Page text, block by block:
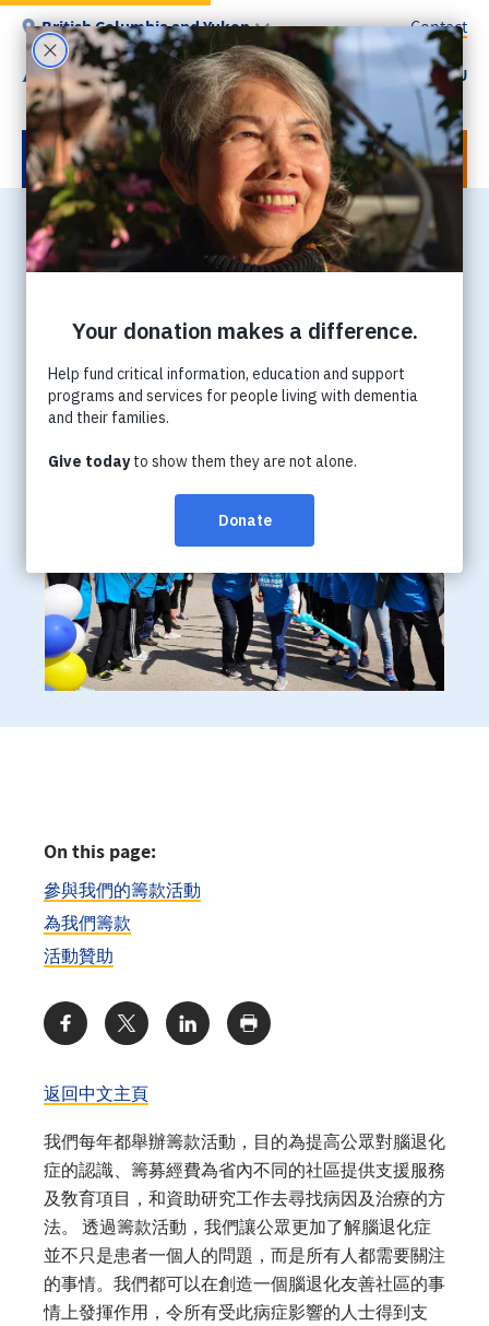
Skip
main
content
British Columbia and Yukon
Utility
BC
Contact
MENU
DONATE NOW
Breadcrumb
籌款活動 | Fundraising
events
返回中文主頁
我們每年都舉辦籌款活動，目的為提高公眾對腦退化
症的認識、籌募經費為省內不同的社區提供支援服務
及敎育項目，和資助研究工作去尋找病因及治療的方
法。 透過籌款活動，我們讓公眾更加了解腦退化症
並不只是患者一個人的問題，而是所有人都需要關注
的事情。我們都可以在創造一個腦退化友善社區的事
情上發揮作用，令所有受此病症影響的人士得到支
On this page:
參與我們的籌款活動
為我們籌款
活動贊助
Share: